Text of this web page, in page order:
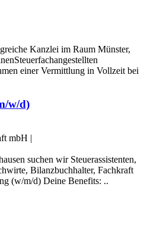
Kanzlei im Raum Münster,
einer Vermittlung in Vollzeit bei
w/d)
mbH |
suchen wir Steuerassistenten,
Bilanzbuchhalter, Fachkraft
(w/m/d) Deine Benefits: ..